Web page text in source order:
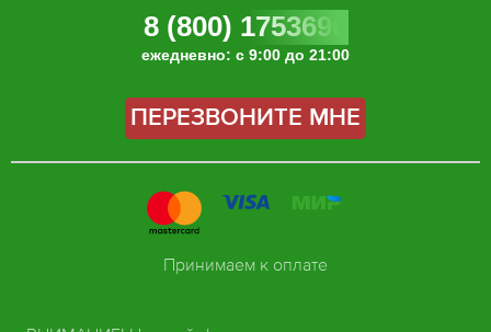
8 (800) 1753696
ежедневно: с 9:00 до 21:00
ПЕРЕЗВОНИТЕ МНЕ
Принимаем к оплате